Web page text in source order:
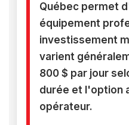
Québec permet
équipement
investissement
varient
800 $ par jour
durée et l'option
opérateur.